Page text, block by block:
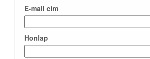
E-mail cím
Honlap